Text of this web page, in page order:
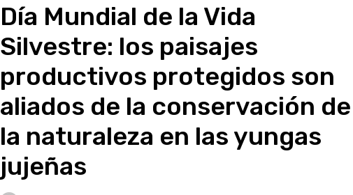
Día Mundial de la Vida
Silvestre: los paisajes
productivos protegidos son
aliados de la conservación de
la naturaleza en las yungas
jujeñas